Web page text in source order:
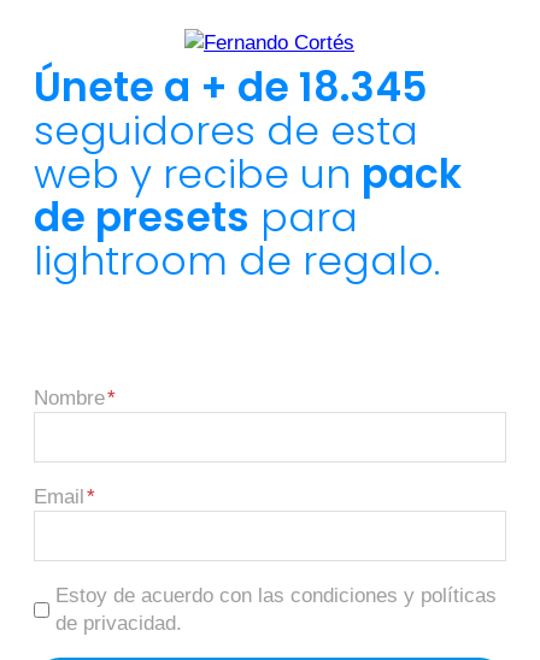
Únete a + de 18.345
seguidores de esta
web y recibe un pack
de presets para
lightroom de regalo.
Nombre
Email
Estoy de acuerdo con las condiciones y políticas
de privacidad.